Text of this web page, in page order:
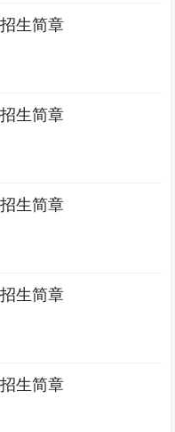
生简章
生简章
生简章
生简章
生简章